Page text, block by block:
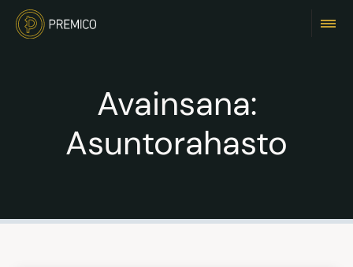
Avainsana:
Asuntorahasto